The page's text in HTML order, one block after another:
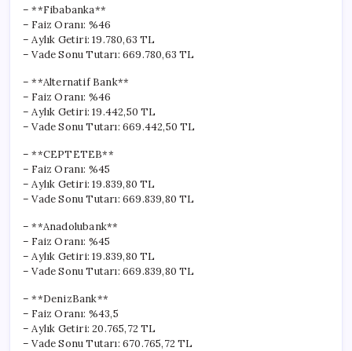
– **Fibabanka**
– Faiz Oranı: %46
– Aylık Getiri: 19.780,63 TL
– Vade Sonu Tutarı: 669.780,63 TL
– **Alternatif Bank**
– Faiz Oranı: %46
– Aylık Getiri: 19.442,50 TL
– Vade Sonu Tutarı: 669.442,50 TL
– **CEPTETEB**
– Faiz Oranı: %45
– Aylık Getiri: 19.839,80 TL
– Vade Sonu Tutarı: 669.839,80 TL
– **Anadolubank**
– Faiz Oranı: %45
– Aylık Getiri: 19.839,80 TL
– Vade Sonu Tutarı: 669.839,80 TL
– **DenizBank**
– Faiz Oranı: %43,5
– Aylık Getiri: 20.765,72 TL
– Vade Sonu Tutarı: 670.765,72 TL